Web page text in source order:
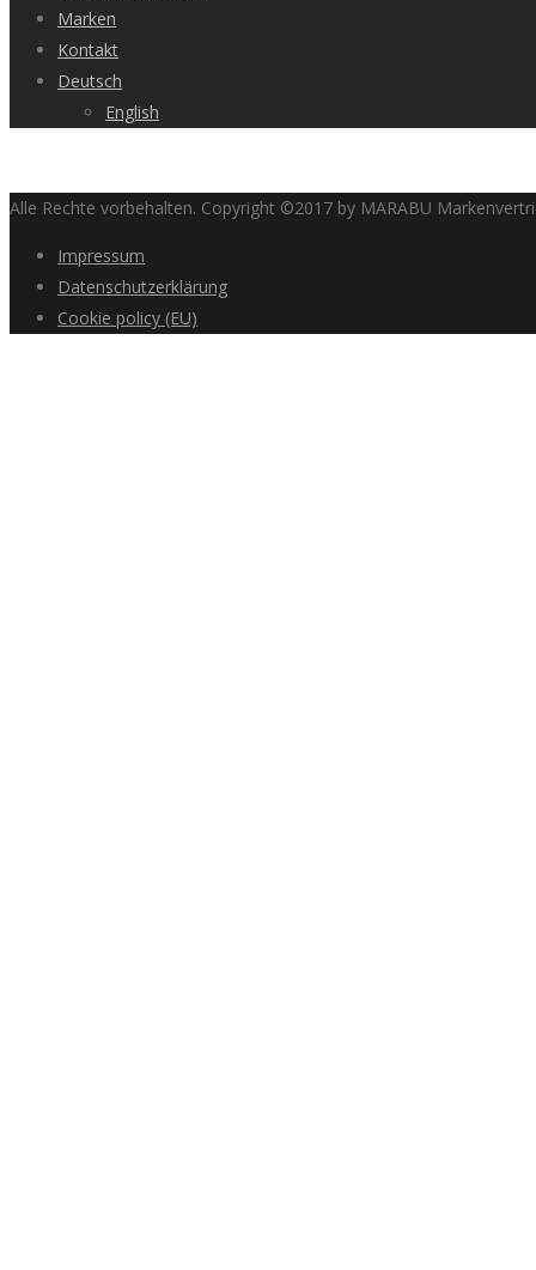
Marken
Kontakt
Deutsch
English
Alle Rechte vorbehalten. Copyright ©2017 by MARABU
Impressum
Datenschutzerklärung
Cookie policy (EU)